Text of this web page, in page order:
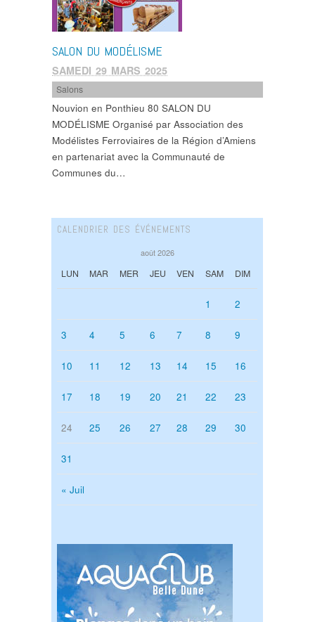
SALON DU MODÉLISME
SAMEDI 29 MARS 2025
Salons
Nouvion en Ponthieu 80 SALON DU
MODÉLISME Organisé par Association des
Modélistes Ferroviaires de la Région d’Amiens
en partenariat avec la Communauté de
Communes du…
CALENDRIER DES ÉVÉNEMENTS
août 2026
LUN MAR MER JEU VEN SAM DIM
« Juil
1 2
3 4 5 6 7 8 9
10 11 12 13 14 15 16
17 18 19 20 21 22 23
24 25 26 27 28 29 30
31